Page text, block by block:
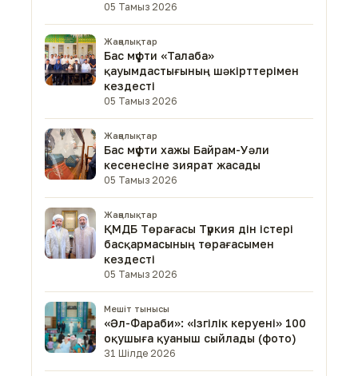
05 Тамыз 2026
Жаңалықтар
Бас мүфти «Талаба»
қауымдастығының шәкірттерімен
кездесті
05 Тамыз 2026
Жаңалықтар
Бас мүфти хажы Байрам-Уәли
кесенесіне зиярат жасады
05 Тамыз 2026
Жаңалықтар
ҚМДБ Төрағасы Түркия дін істері
басқармасының төрағасымен
кездесті
05 Тамыз 2026
Мешіт тынысы
«Әл-Фараби»: «Ізгілік керуені» 100
оқушыға қуаныш сыйлады (фото)
31 Шілде 2026